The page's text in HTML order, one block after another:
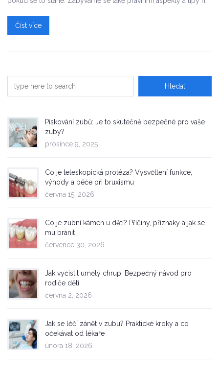
Číst více
Pískování zubů: Je to skutečně bezpečné pro vaše
zuby?
prosince 9, 2025
Co je teleskopická protéza? Vysvětlení funkce,
výhody a péče při bruxismu
června 15, 2026
Co je zubní kámen u dětí? Příčiny, příznaky a jak se
mu bránit
července 30, 2026
Jak vyčistit umělý chrup: Bezpečný návod pro
rodiče dětí
června 2, 2026
Jak se léčí zánět v zubu? Praktické kroky a co
očekávat od lékaře
února 18, 2026